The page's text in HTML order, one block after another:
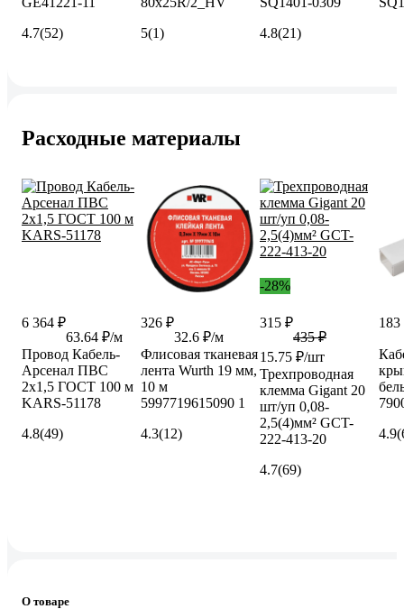
4.7(52)
5(1)
4.8(21)
Расходные материалы
6 364 ₽
63.64 ₽/м
Провод Кабель-
Арсенал ПВС
2х1,5 ГОСТ 100 м
KARS-51178
4.8(49)
326 ₽
32.6 ₽/м
Флисовая тканевая
лента Wurth 19 мм,
10 м
5997719615090 1
4.3(12)
-28%
315 ₽
435 ₽
15.75 ₽/шт
Трехпроводная
клемма Gigant 20
шт/уп 0,08-
2,5(4)мм² GCT-
222-413-20
4.7(69)
4.9
О товаре